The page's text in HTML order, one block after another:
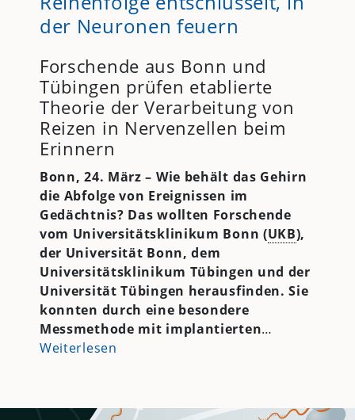
der Neuronen feuern
Forschende aus Bonn und
Tübingen prüfen etablierte
Theorie der Verarbeitung von
Reizen in Nervenzellen beim
Erinnern
Bonn, 24. März – Wie behält das Gehirn
die Abfolge von Ereignissen im
Gedächtnis? Das wollten Forschende
vom Universitätsklinikum Bonn (UKB),
der Universität Bonn, dem
Universitätsklinikum Tübingen und der
Universität Tübingen herausfinden. Sie
konnten durch eine besondere
Messmethode mit implantierten…
Weiterlesen